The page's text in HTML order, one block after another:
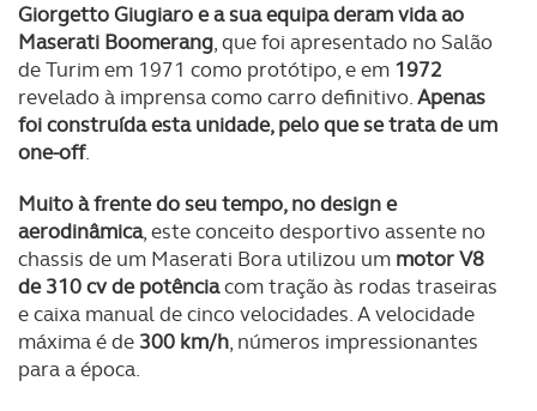
Giorgetto Giugiaro e a sua equipa deram vida ao
Maserati Boomerang, que foi apresentado no Salão
de Turim em 1971 como protótipo, e em 1972
revelado à imprensa como carro definitivo.Apenas
foi construída esta unidade, pelo que se trata de um
one-off.
Muito à frente do seu tempo, no design e
aerodinâmica, este conceito desportivo assente no
chassis de um Maserati Bora utilizou um motor V8
de 310 cv de potênciacom tração às rodas traseiras
e caixa manual de cinco velocidades. A velocidade
máxima é de 300 km/h, números impressionantes
para a época.